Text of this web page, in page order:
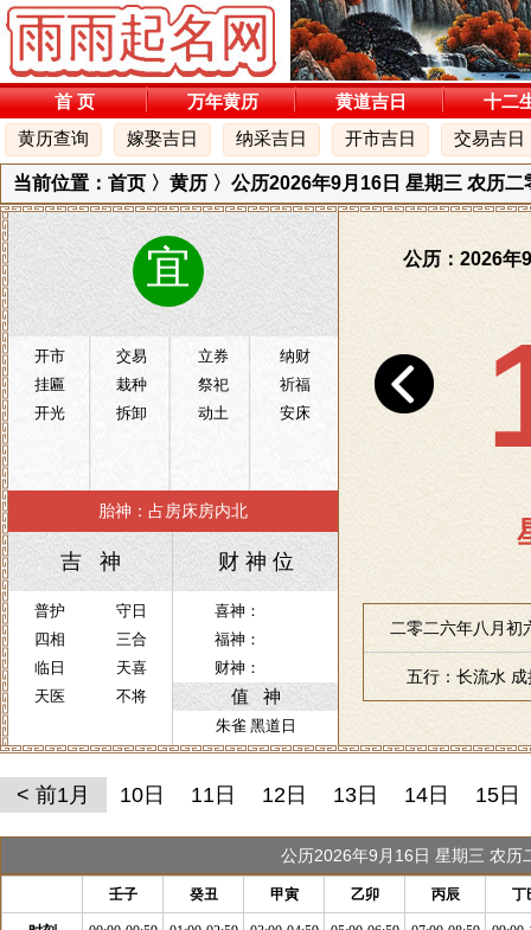
首 页 万年黄历 黄道吉日
十二
黄历查询
嫁娶吉日 纳采吉日 开市吉日 交易吉日
当前位置： 首页 〉 黄历 〉公历2026年9月16日 星期三 农历
宜
开市 交易 立券
纳财
挂匾
栽种 祭祀
祈福
开光
拆卸 动土 安床
胎神：占房床房内北
吉 神
普护
守日
四相
三合
临日
天喜
天医
不将
财 神 位
喜神：
福神：
财神：
值 神
朱雀 黑道日
公历：2026年
二零二六年八月初
五行：长流水
< 前1月 10日 11日 12日 13日 14日 15日
公历2026年9月16日 星期三 农历
壬子 癸丑 甲寅 乙卯 丙辰 丁